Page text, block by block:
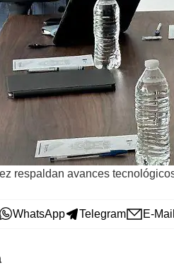
respaldan avances
WhatsApp Telegram E-Mail